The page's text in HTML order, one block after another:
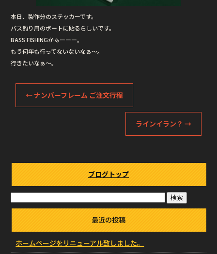
本日、製作分のステッカーです。
バス釣り用のボートに貼るらしいです。
BASS FISHINGかぁーーー。
もう何年も行ってないないなぁ〜。
行きたいなぁ〜。
←ナンバーフレーム ご注文行程
ラインイラン？ →
ブログトップ
最近の投稿
ホームページをリニューアル致しました。